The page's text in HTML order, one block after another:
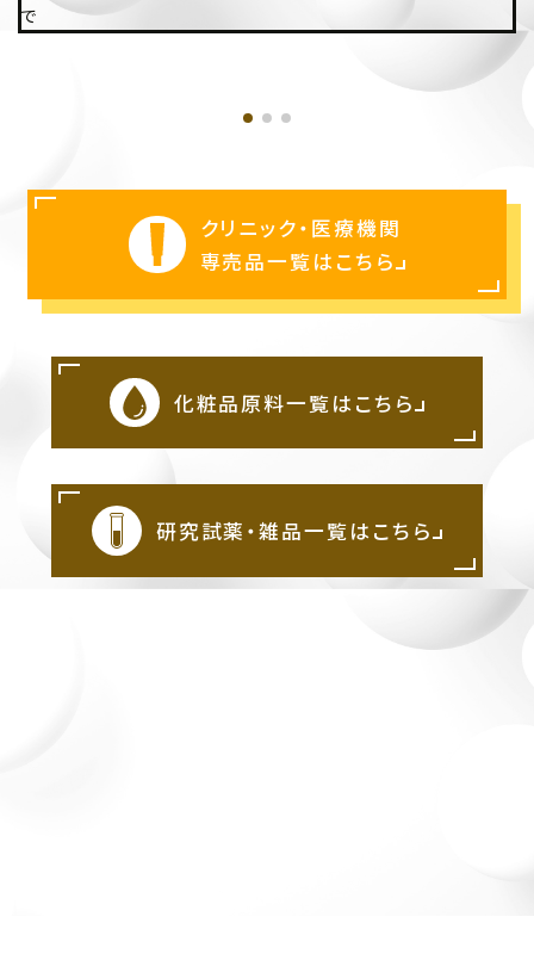
で
クリニック・医療機関
専売品一覧はこちら
化粧品原料一覧はこちら
研究試薬・雑品一覧はこちら